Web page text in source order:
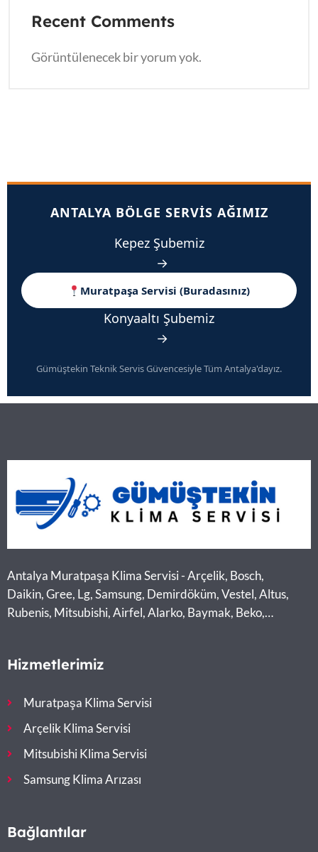
Recent Comments
Görüntülenecek bir yorum yok.
ANTALYA BÖLGE SERVIS AĞIMIZ
Kepez Şubemiz
→
Muratpaşa Servisi (Buradasınız)
Konyaaltı Şubemiz
→
Gümüştekin Teknik Servis Güvencesiyle Tüm Antalya'dayız.
Antalya Muratpaşa Klima Servisi - Arçelik, Bosch,
Daikin, Gree, Lg, Samsung, Demirdöküm, Vestel, Altus,
Rubenis, Mitsubishi, Airfel, Alarko, Baymak, Beko,
Hizmetlerimiz
Muratpaşa Klima Servisi
Arçelik Klima Servisi
Mitsubishi Klima Servisi
Samsung Klima Arızası
Bağlantılar